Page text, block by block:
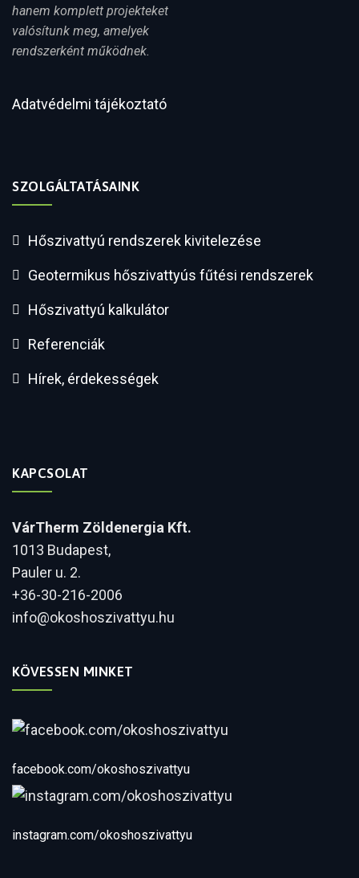
hanem komplett projekteket
valósítunk meg, amelyek
rendszerként működnek.
Adatvédelmi tájékoztató
SZOLGÁLTATÁSAINK
Hőszivattyú rendszerek kivitelezése
Geotermikus hőszivattyús fűtési rendszerek
Hőszivattyú kalkulátor
Referenciák
Hírek, érdekességek
KAPCSOLAT
VárTherm Zöldenergia Kft.
1013 Budapest,
Pauler u. 2.
+36-30-216-2006
info@okoshoszivattyu.hu
KÖVESSEN MINKET
facebook.com/okoshoszivattyu
instagram.com/okoshoszivattyu